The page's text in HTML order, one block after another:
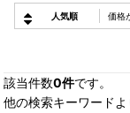
人気順 価格
該当件数0件です。
他の検索キーワードよ